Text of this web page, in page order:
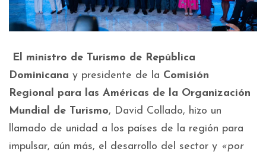
El ministro de Turismo de República
Dominicana y presidente de la Comisión
Regional para las Américas de la Organización
Mundial de Turismo, David Collado, hizo un
llamado de unidad a los países de la región para
impulsar, aún más, el desarrollo del sector y «por